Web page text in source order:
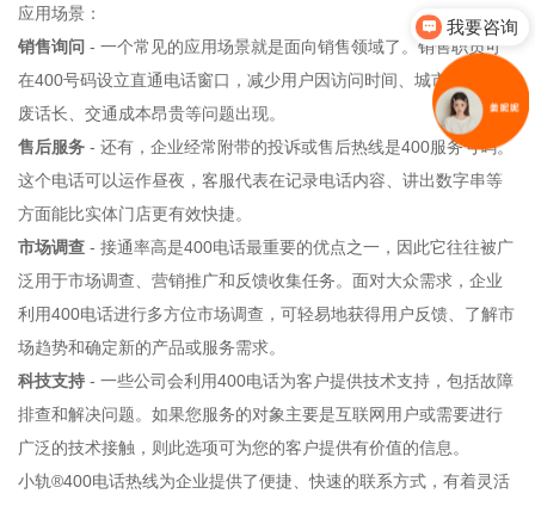
应用场景：
销售询问 - 一个常见的应用场景就是面向销售领域了。销售职员可
在400号码设立直通电话窗口，减少用户因访问时间、城市等因素而
废话长、交通成本昂贵等问题出现。
售后服务 - 还有，企业经常附带的投诉或售后热线是400服务号码。
这个电话可以运作昼夜，客服代表在记录电话内容、讲出数字串等
方面能比实体门店更有效快捷。
市场调查 - 接通率高是400电话最重要的优点之一，因此它往往被广
泛用于市场调查、营销推广和反馈收集任务。面对大众需求，企业
利用400电话进行多方位市场调查，可轻易地获得用户反馈、了解市
场趋势和确定新的产品或服务需求。
科技支持 - 一些公司会利用400电话为客户提供技术支持，包括故障
排查和解决问题。如果您服务的对象主要是互联网用户或需要进行
广泛的技术接触，则此选项可为您的客户提供有价值的信息。
小轨®400电话热线为企业提供了便捷、快速的联系方式，有着灵活
我要咨询